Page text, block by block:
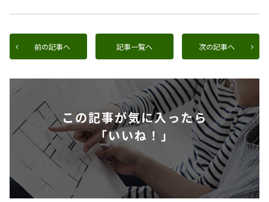
前の記事へ 記事一覧へ 次の記事へ
この記事が気に入ったら
「いいね！」